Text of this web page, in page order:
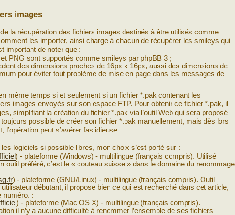
images
la récupération des fichiers images destinés à être utilisés comme
les importer, ainsi charge à chacun de récupérer les smileys qui
important de noter que :
PNG sont supportés comme smileys par phpBB 3 ;
des dimensions proches de 16px x 16px, aussi des dimensions de
pour éviter tout problème de mise en page dans les messages de
même temps si et seulement si un fichier *.pak contenant les
images envoyés sur son espace FTP. Pour obtenir ce fichier *.pak, il
simplifiant la création du fichier *.pak via l’outil Web qui sera proposé
possible de créer son fichier *.pak manuellement, mais dès lors
peut s’avérer fastidieuse.
logiciels si possible libres, mon choix s’est porté sur :
) - plateforme (Windows) - multilingue (français compris). Utilisé
outil préféré, c’est le « couteau suisse » dans le domaine du renommage
) - plateforme (GNU/Linux) - multilingue (français compris). Outil
débutant, il propose bien ce qui est recherché dans cet article,
numéro. ;
) - plateforme (Mac OS X) - multilingue (français compris).
il n’y a aucune difficulté à renommer l’ensemble de ses fichiers